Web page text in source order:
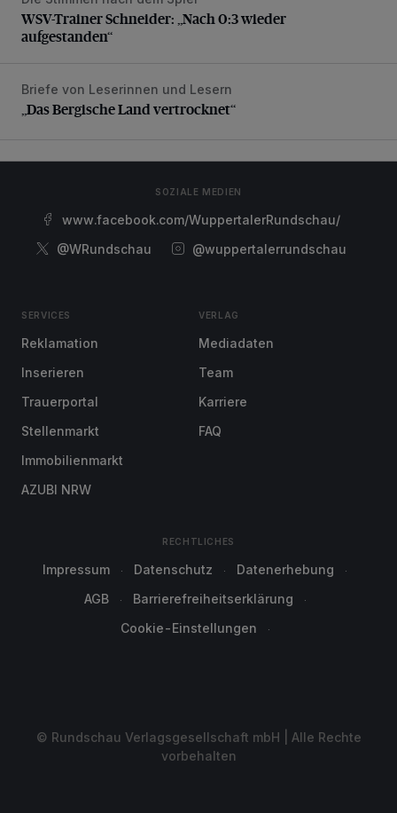
WSV-Trainer Schneider: „Nach 0:3 wieder
aufgestanden“
„Das Bergische Land vertrocknet“
Briefe von Leserinnen und Lesern
„Das Bergische Land vertrocknet“
SOZIALE MEDIEN
www.facebook.com/WuppertalerRundschau/
@WRundschau
@wuppertalerrundschau
SERVICES
Reklamation
Inserieren
Trauerportal
Stellenmarkt
Immobilienmarkt
AZUBI NRW
VERLAG
Mediadaten
Team
Karriere
FAQ
RECHTLICHES
Impressum Datenschutz
Datenerhebung
AGB
Barrierefreiheitserklärung
Cookie-Einstellungen
© Rundschau Verlagsgesellschaft mbH | Alle Rechte
vorbehalten